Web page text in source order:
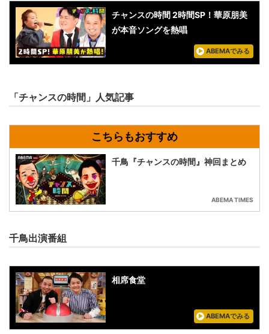
チャンスの時間 2時間SP！華原朋美
が本音ソングを熱唱
ABEMAでみる
「チャンスの時間」人気記事
千鳥『チャンスの時間』神回まとめ
ABEMA TIMES
千鳥出演番組
相席食堂
ABEMAでみる